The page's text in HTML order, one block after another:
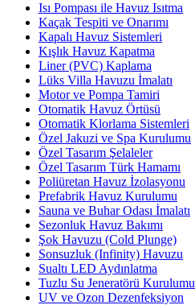
Isı Pompası ile Havuz Isıtma
Kaçak Tespiti ve Onarımı
Kapalı Havuz Sistemleri
Kışlık Havuz Kapatma
Liner (PVC) Kaplama
Lüks Villa Havuzu İmalatı
Motor ve Pompa Tamiri
Otomatik Havuz Örtüsü
Otomatik Klorlama Sistemleri
Özel Jakuzi ve Spa Kurulumu
Özel Tasarım Şelaleler
Özel Tasarım Türk Hamamı
Poliüretan Havuz İzolasyonu
Prefabrik Havuz Kurulumu
Sauna ve Buhar Odası İmalatı
Sezonluk Havuz Bakımı
Şok Havuzu (Cold Plunge)
Sonsuzluk (Infinity) Havuzu
Sualtı LED Aydınlatma
Tuzlu Su Jeneratörü Kurulumu
UV ve Ozon Dezenfeksiyon